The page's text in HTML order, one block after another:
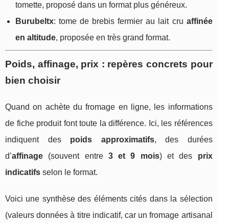
tomette, proposé dans un format plus généreux.
Burubeltx: tome de brebis fermier au lait cru affinée
en altitude, proposée en très grand format.
Poids, affinage, prix : repères concrets pour
bien choisir
Quand on achète du fromage en ligne, les informations
de fiche produit font toute la différence. Ici, les références
indiquent des poids approximatifs, des durées
d’affinage (souvent entre 3 et 9 mois) et des prix
indicatifs selon le format.
Voici une synthèse des éléments cités dans la sélection
(valeurs données à titre indicatif, car un fromage artisanal